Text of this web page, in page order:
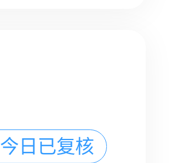
今日已复核